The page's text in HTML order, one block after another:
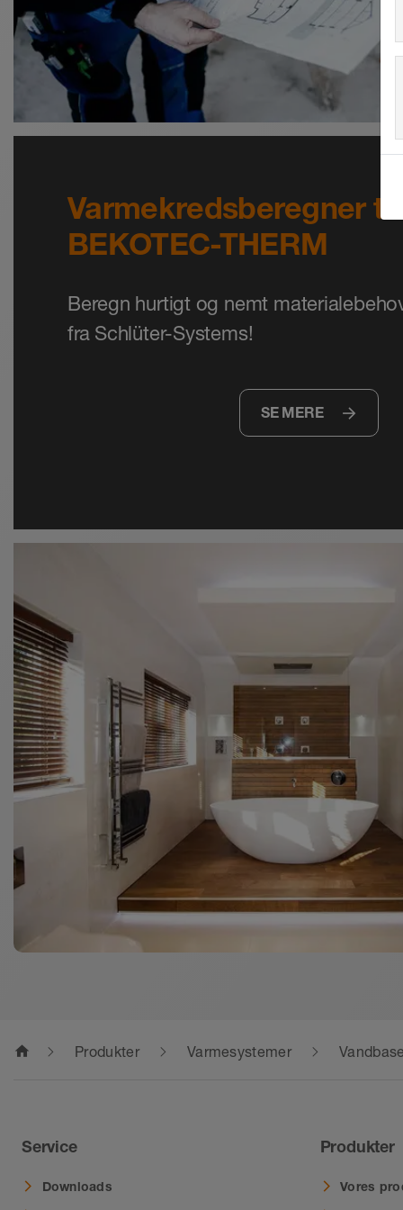
Varmekredsberegner til
BEKOTEC-THERM
Beregn hurtigt og nemt
fra Schlüter-Systems!
SE MERE
home Produkter Varmesystemer
Service
Downloads
Produkter
Vores